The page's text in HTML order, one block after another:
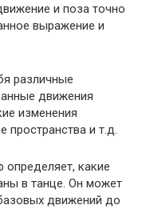
и поза точно
выражение и
различные
движения
изменения
пространства и т.д.
какие
в танце. Он может
движений до